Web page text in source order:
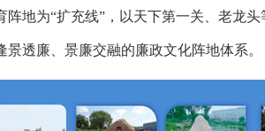
阵地为“扩充线”，以天下第一关、老龙
透廉、景廉交融的廉政文化阵地体系。